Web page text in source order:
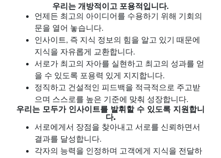
우리는 개방적이고 포용적입니다.
언제든 최고의 아이디어를 수용하기 위해 기회의
문을 열어 놓습니다.
인사이트, 즉 지식 정보의 힘을 알고 있기 때문에
지식을 자유롭게 교환합니다.
서로가 최고의 자아를 실현하고 최고의 성과를 얻
을 수 있도록 포용력 있게 지지합니다.
정직하고 건설적인 피드백을 적극적으로 주고받
으며 스스로를 높은 기준에 맞춰 성장합니다.
우리는 모두가 인사이트를 발휘할 수 있도록 지원합니
다.
서로에게서 장점을 찾아내고 서로를 신뢰하면서
결과를 달성합니다.
각자의 능력을 인정하며 고객에게 지식을 전달하